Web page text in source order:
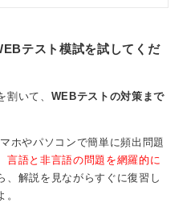
ことがすべて網羅されてい
すれば良いかわからない」
情報不足なので、その情報
不安が改善されます。
テスト模試を試してくだ
いて、 WEBテストの対策まで
ホやパソコンで簡単に頻出問題
言語と非言語の問題を網羅的に
、解説を見ながらすぐに復習し